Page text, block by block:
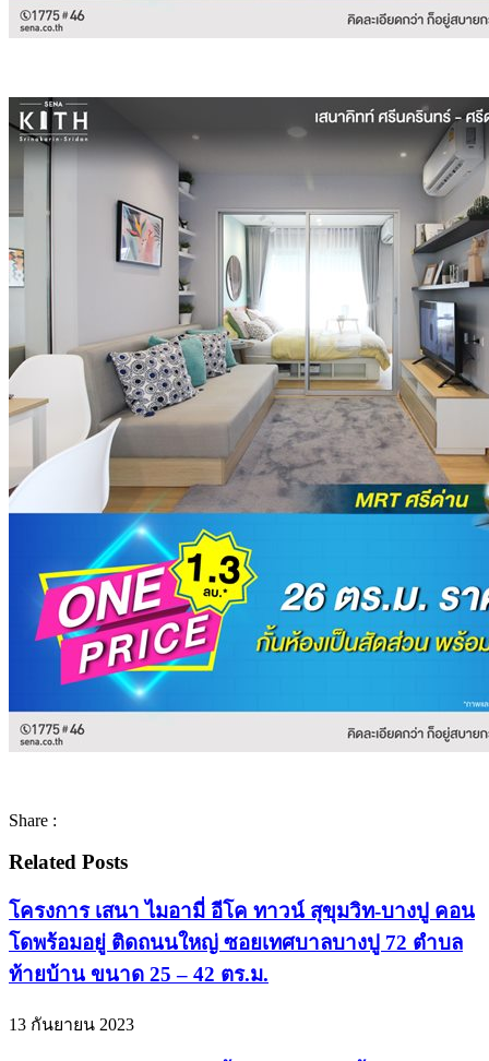
Share :
Related Posts
โครงการ เสนา ไมอามี่ อีโค ทาวน์ สุขุมวิท-บางปู คอน
โดพร้อมอยู่ ติดถนนใหญ่ ซอยเทศบาลบางปู 72 ตำบล
ท้ายบ้าน ขนาด 25 – 42 ตร.ม.
13 กันยายน 2023